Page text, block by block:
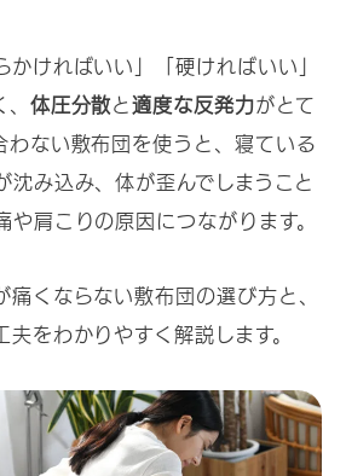
かければいい」「硬ければいい」
体圧分散と適度な反発力がとて
わない敷布団を使うと、寝ている
沈み込み、体が歪んでしまうこと
や肩こりの原因につながります。
痛くならない敷布団の選び方と、
をわかりやすく解説します。